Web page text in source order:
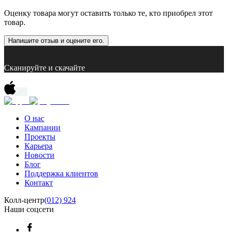
Оценку товара могут оставить только те, кто приобрел этот
товар.
Напишите отзыв и оцените его.
Сканируйте и скачайте
О нас
Кампании
Проекты
Карьера
Новости
Блог
Поддержка клиентов
Контакт
Колл-центр(012) 924
Наши соцсети